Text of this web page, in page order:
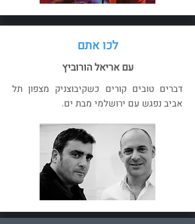
לכו אתם
עם אריאל הורוביץ
דברים טובים קורים כשקיבוצניק מצפון תל
אביב נפגש עם ירושלמי מבת ים.